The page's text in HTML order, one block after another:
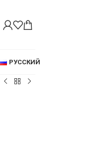
РУССКИЙ